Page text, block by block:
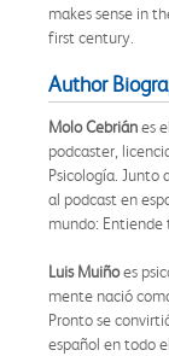
makes sense in
first century.
Author
Molo Cebriánes
podcaster,
Psicología. Junto
al podcast en
mundo: Entiende
Luis Muiñoes
mente nació
Pronto se
español en todo